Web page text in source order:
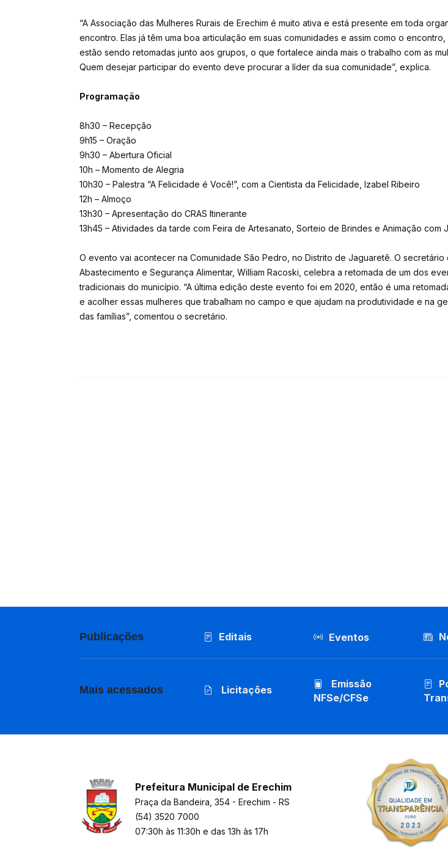
“A Associação das Mulheres Rurais de Erechim é muito ativa e está presente em toda
encontro. Elas já têm uma boa articulação em suas comunidades e assim como o
estão sendo retomadas junto aos grupos, o que fortalece ainda mais o trabalho com as
Quem desejar participar do evento deve procurar a líder da sua comunidade”, explica.
Programação
8h30 – Recepção
9h15 – Oração
9h30 – Abertura Oficial
10h – Momento de Alegria
10h30 – Palestra “A Felicidade é Você!”, com a Cientista da Felicidade, Izabel Ribeiro
12h – Almoço
13h30 – Apresentação do CRAS Itinerante
13h45 – Atividades da tarde com Feira de Artesanato, Sorteio de Brindes e Animação com
O evento vai acontecer na Comunidade São Pedro, no Distrito de Jaguaretê. O secretário
Abastecimento e Segurança Alimentar, William Racoski, celebra a retomada de um dos
tradicionais do município. “A última edição deste evento foi em 2020, então é uma
e acolher essas mulheres que trabalham no campo e que ajudam na produtividade e na
das famílias”, comentou o secretário.
Publicações Editais Eventos
Mais acessados Licitações
Emissão
NFSe/CFSe
Prefeitura Municipal de Erechim
Praça da Bandeira, 354 - Erechim - RS
(54) 3520 7000
07:30h às 11:30h e das 13h às 17h